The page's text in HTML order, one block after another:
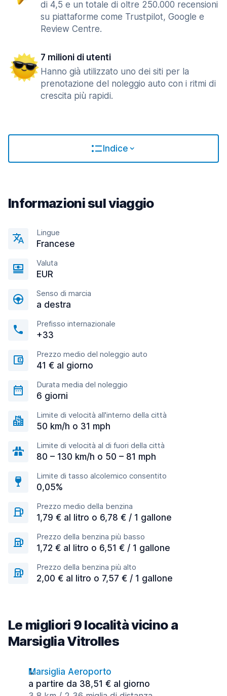
di 4,5 e un totale di oltre 250.000 recensioni
su piattaforme come Trustpilot, Google e
Review Centre.
7 milioni di utenti
Hanno già utilizzato uno dei siti per la
prenotazione del noleggio auto con i ritmi di
crescita più rapidi.
Indice
Informazioni sul viaggio
Lingue
Francese
Valuta
EUR
Senso di marcia
a destra
Prefisso internazionale
+33
Prezzo medio del noleggio auto
41 € al giorno
Durata media del noleggio
6 giorni
Limite di velocità all'interno della città
50 km/h o 31 mph
Limite di velocità al di fuori della città
80 – 130 km/h o 50 – 81 mph
Limite di tasso alcolemico consentito
0,05%
Prezzo medio della benzina
1,79 € al litro o 6,78 € / 1 gallone
Prezzo della benzina più basso
1,72 € al litro o 6,51 € / 1 gallone
Prezzo della benzina più alto
2,00 € al litro o 7,57 € / 1 gallone
Le migliori 9 località vicino a
Marsiglia Vitrolles
Marsiglia Aeroporto
a partire da 38,51 € al giorno